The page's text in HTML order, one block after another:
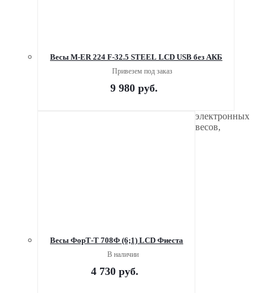
Весы M-ER 224 F-32.5 STEEL LCD USB без АКБ
Привезем под заказ
9 980 руб.
Весы ФорТ-Т 708Ф (6;1) LCD Фиеста
В наличии
4 730руб.
электронных
весов,